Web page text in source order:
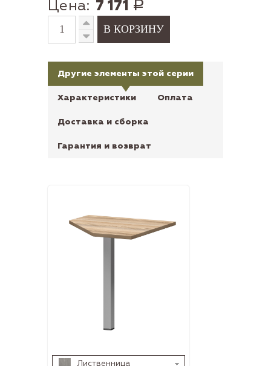
Цена: 7 171 Р
Другие элементы этой серии
Характеристики Оплата
Доставка и сборка
Гарантия и возврат
Лиственница